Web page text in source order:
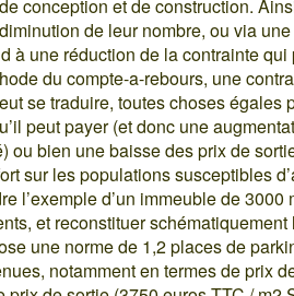
conception et de construction.
de leur nombre, ou via une
à une réduction de la contrainte qui
du compte-a-rebours, une
se traduire, toutes choses égales
peut payer (et donc une
ou bien une baisse des prix de
sur les populations susceptibles
l’exemple d’un immeuble de 3000
et reconstituer schématiquement
une norme de 1,2 places de
notamment en termes de prix